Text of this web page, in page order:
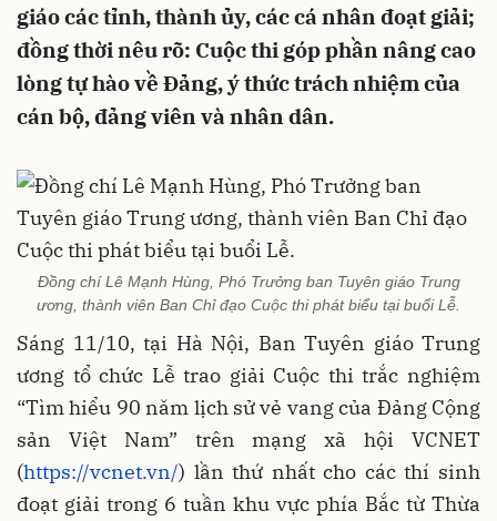
giáo các tỉnh, thành ủy, các cá nhân đoạt giải;
đồng thời nêu rõ: Cuộc thi góp phần nâng cao
lòng tự hào về Đảng, ý thức trách nhiệm của
cán bộ, đảng viên và nhân dân.
Đồng chí Lê Mạnh Hùng, Phó Trưởng ban Tuyên giáo Trung
ương, thành viên Ban Chỉ đạo Cuộc thi phát biểu tại buổi Lễ.
Sáng 11/10, tại Hà Nội, Ban Tuyên giáo Trung
ương tổ chức Lễ trao giải Cuộc thi trắc nghiệm
“Tìm hiểu 90 năm lịch sử vẻ vang của Đảng Cộng
sản Việt Nam” trên mạng xã hội VCNET
(https://vcnet.vn/) lần thứ nhất cho các thí sinh
đoạt giải trong 6 tuần khu vực phía Bắc từ Thừa